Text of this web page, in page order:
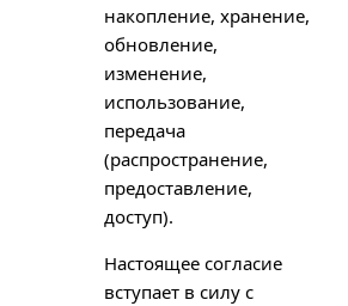
накопление, хранение,
обновление,
изменение,
использование,
передача
(распространение,
предоставление,
доступ).
Настоящее согласие
вступает в силу с